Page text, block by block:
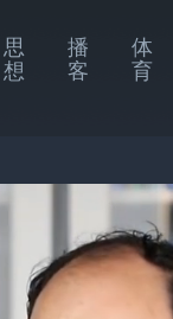
思
想
播
客
体
育